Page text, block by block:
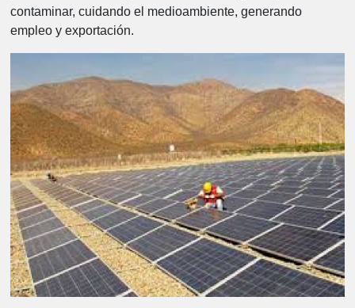
contaminar, cuidando el medioambiente, generando
empleo y exportación.